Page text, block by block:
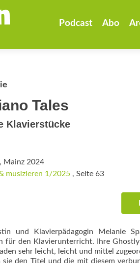
Podcast Abo
Tales
Klavierstücke
Mainz 2024
musizieren 1/2025, Seite 63
und Klavierpädagogin Melanie
für den Klavierunterricht. Ihre Ghostly
sehr leicht, leicht und mittel
den Titel und die mit diesem